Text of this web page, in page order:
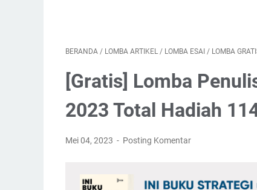
BERANDA / LOMBA ARTIKEL / LOMBA ESAI / LOMBA
[Gratis] Lomba
2023 Total Hadiah
Mei 04, 2023 Posting Komentar